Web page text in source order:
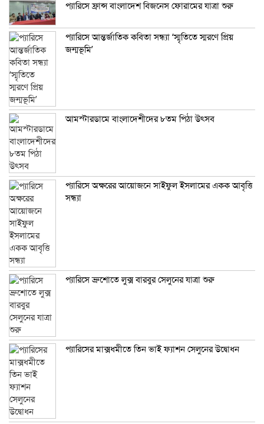
প্যারিসে ফ্রান্স বাংলাদেশ বিজনেস ফোরামের যাত্রা শুরু
প্যারিসে আন্তর্জাতিক কবিতা সন্ধ্যা ‘স্মৃতিতে স্মরণে প্রিয়
জন্মভূমি’
আমস্টারডামে বাংলাদেশীদের ৮তম পিঠা উৎসব
প্যারিসে অক্ষরের আয়োজনে সাইফুল ইসলামের একক আবৃত্তি
সন্ধ্যা
প্যারিসে ব্রুশোতে লুক্স বারবুর সেলুনের যাত্রা শুরু
প্যারিসের মাক্সধমীতে তিন ভাই ফ্যাশন সেলুনের উদ্বোধন